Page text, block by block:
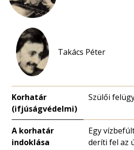
Takács Péter
Korhatár
(ifjúságvédelmi)
Szülői
A korhatár
indoklása
Egy
deríti fel az